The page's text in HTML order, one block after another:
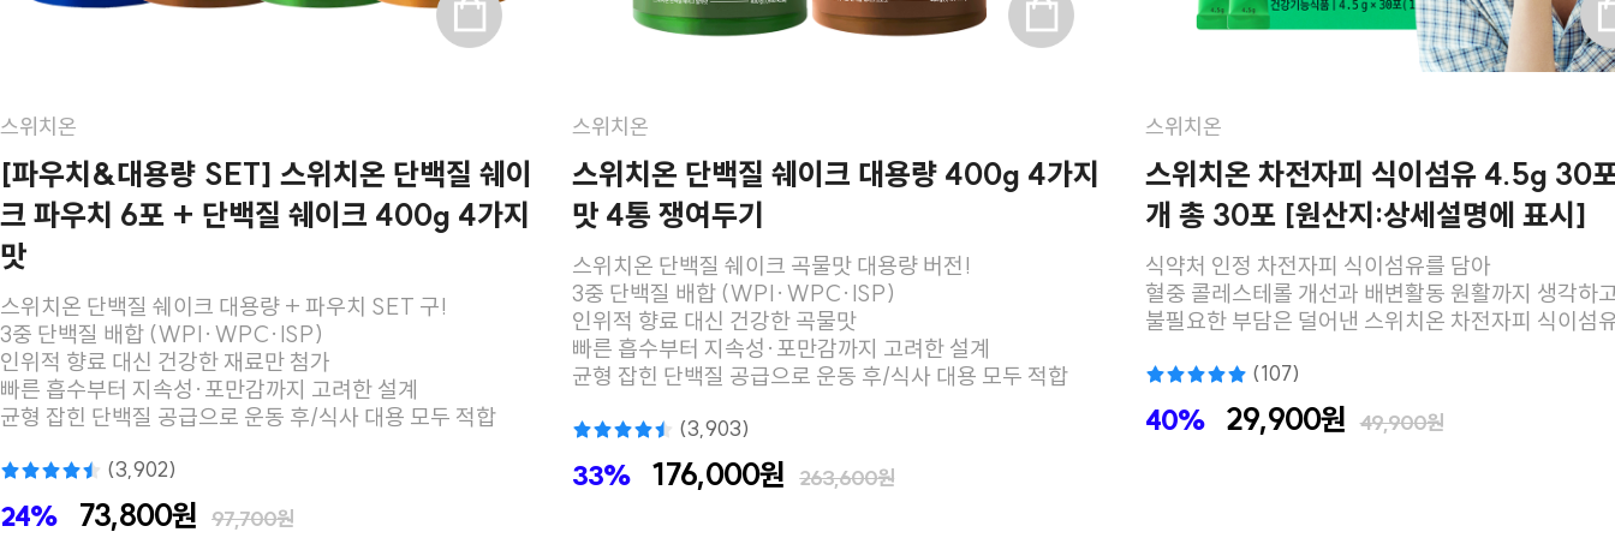
스위치온
[파우치&대용량 SET] 스위치온 단백질 쉐이
크 파우치 6포 + 단백질 쉐이크 400g 4가지
맛
스위치온 단백질 쉐이크 대용량 + 파우치 SET 구!
3중 단백질 배합 (WPI·WPC·ISP)
인위적 향료 대신 건강한 재료만 첨가
빠른 흡수부터 지속성·포만감까지 고려한 설계
균형 잡힌 단백질 공급으로 운동 후/식사 대용 모두 적합
(3,902)
24% 73,800원 97,700원
스위치온
스위치온 단백질 쉐이크 대용량 400g 4가지
맛 4통 쟁여두기
스위치온 단백질 쉐이크 곡물맛 대용량 버전!
3중 단백질 배합 (WPI·WPC·ISP)
인위적 향료 대신 건강한 곡물맛
빠른 흡수부터 지속성·포만감까지 고려한 설계
균형 잡힌 단백질 공급으로 운동 후/식사 대용 모두 적합
(3,903)
33% 176,000원 263,600원
스위치온
스위치온 차전자피 식이섬유 4.5g 30
개 총 30포 [원산지:상세설명에 표시]
식약처 인정 차전자피 식이섬유를 담아
혈중 콜레스테롤 개선과 배변활동 원활까지 생각하
불필요한 부담은 덜어낸 스위치온 차전자피 식이섬
(107)
40% 29,900원 49,900원